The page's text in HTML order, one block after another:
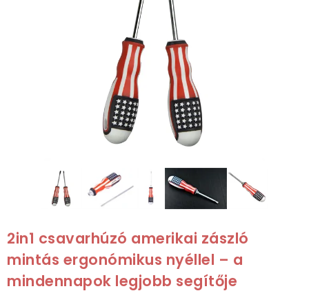
2in1 csavarhúzó amerikai zászló
mintás ergonómikus nyéllel – a
mindennapok legjobb segítője